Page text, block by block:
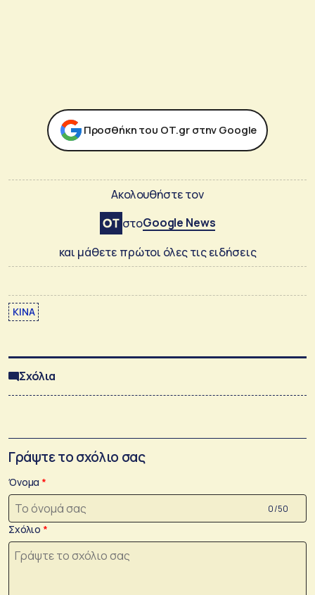
Προσθήκη του ΟΤ.gr στην Google
Ακολουθήστε τον
στοGoogle News
και μάθετε πρώτοι όλες τις ειδήσεις
ΚΙΝΑ
Σχόλια
Γράψτε το σχόλιο σας
Όνομα
0 /50
Σχόλιο